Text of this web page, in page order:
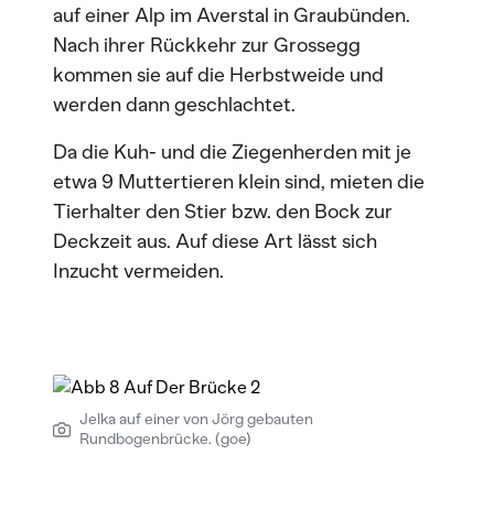
auf einer Alp im Averstal in Graubünden.
Nach ihrer Rückkehr zur Grossegg
kommen sie auf die Herbstweide und
werden dann geschlachtet.
Da die Kuh- und die Ziegenherden mit je
etwa 9 Muttertieren klein sind, mieten die
Tierhalter den Stier bzw. den Bock zur
Deckzeit aus. Auf diese Art lässt sich
Inzucht vermeiden.
Jelka auf einer von Jörg gebauten
Rundbogenbrücke. (goe)